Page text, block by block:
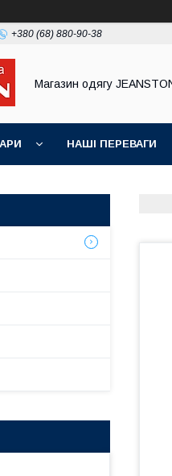
+380 (68) 880-90-38
Магазин одягу
НАШІ ПЕРЕВАГИ